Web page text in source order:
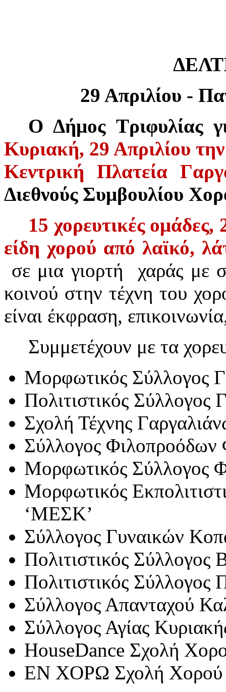
29 Απριλίου -
Ο Δήμος Τριφυλίας
Κυριακή, 29 Απριλίου
Κεντρική Πλατεία
Διεθνούς Συμβουλίου
15 χορευτικές
είδη χορού από λαϊκό,
σε μια γιορτή χαράς με
κοινού στην τέχνη του
είναι έκφραση,
Συμμετέχουν με τα
Μορφωτικός Σύλλογος
Πολιτιστικός Σύλλογος
Σχολή Τέχνης
Σύλλογος Φιλοπροόδων
Μορφωτικός Σύλλογος
Μορφωτικός
‘ΜΕΣΚ’
Σύλλογος Γυναικών
Πολιτιστικός Σύλλογος
Πολιτιστικός Σύλλογος
Σύλλογος Απανταχού
Σύλλογος Αγίας
HouseDance Σχολή
ΕΝ ΧΟΡΩ Σχολή Χορού